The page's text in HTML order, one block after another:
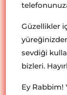
Güzellikler
sevdiği
bizleri.
Ey Rabbim!